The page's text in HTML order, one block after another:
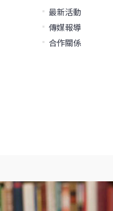
最新活動
傳媒報導
合作關係